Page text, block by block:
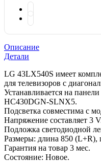
Описание
Детали
LG 43LX540S имеет
для телевизоров с
Устанавливается на
HC430DGN-SLNX5.
Подсветка совместима с
Напряжение составляет 3
Подложка светодиодной
Размеры: длина 850 (L+R),
Гарантия на товар 3 мес.
Состояние: Новое.